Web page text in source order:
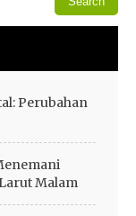
Perubahan
Malam